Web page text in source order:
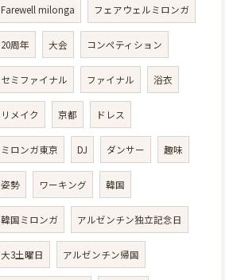
Farewell milonga フェアウェルミロンガ
20周年 大会 コンペティション
セミファイナル ファイナル 浴衣
リメイク 京都 ドレス
ミロンガ東京 DJ ダンサー 趣味
姿勢 ワーキング 韓国
韓国ミロンガ アルゼンチン独立記念日
大3土曜日 アルゼンチン帰国